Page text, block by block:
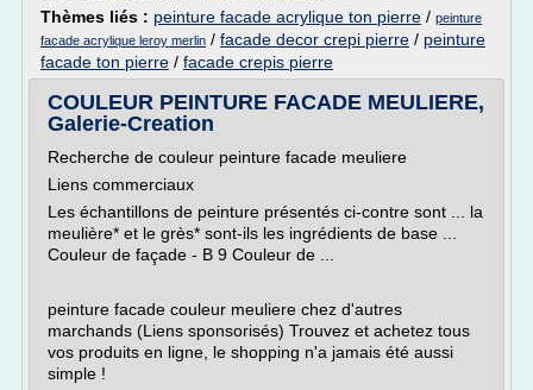
Thèmes liés : peinture facade acrylique ton pierre / peinture
facade acrylique leroy merlin / facade decor crepi pierre / peinture
facade ton pierre / facade crepis pierre
COULEUR PEINTURE FACADE MEULIERE,
Galerie-Creation
Recherche de couleur peinture facade meuliere
Liens commerciaux
Les échantillons de peinture présentés ci-contre sont ... la
meulière* et le grès* sont-ils les ingrédients de base ...
Couleur de façade - B 9 Couleur de ...
peinture facade couleur meuliere chez d'autres
marchands (Liens sponsorisés) Trouvez et achetez tous
vos produits en ligne, le shopping n'a jamais été aussi
simple !